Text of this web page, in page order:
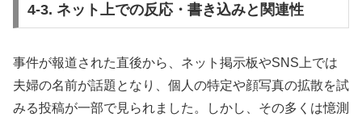
4-3. ネット上での反応・書き込みと関連性
事件が報道された直後から、ネット掲示板やSNS上では
夫婦の名前が話題となり、個人の特定や顔写真の拡散を試
みる投稿が一部で見られました。しかし、その多くは憶測